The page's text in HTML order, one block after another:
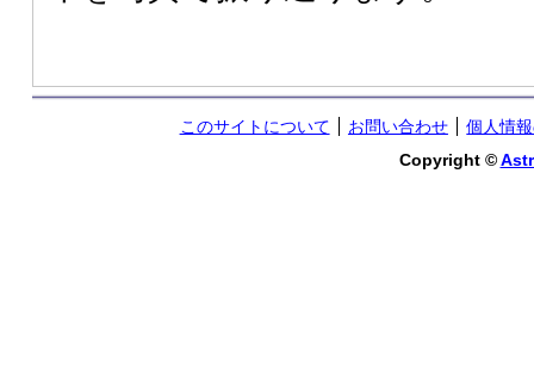
このサイトについて お問い合わせ
個人情
Copyright ©